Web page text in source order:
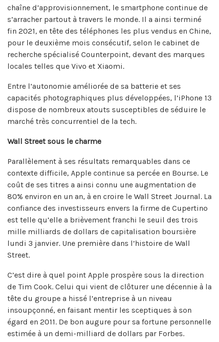
chaîne d’approvisionnement, le smartphone continue de
s’arracher partout à travers le monde. Il a ainsi terminé
fin 2021, en tête des téléphones les plus vendus en Chine,
pour le deuxième mois consécutif, selon le cabinet de
recherche spécialisé Counterpoint, devant des marques
locales telles que Vivo et Xiaomi.
Entre l’autonomie améliorée de sa batterie et ses
capacités photographiques plus développées, l’iPhone 13
dispose de nombreux atouts susceptibles de séduire le
marché très concurrentiel de la tech.
Wall Street sous le charme
Parallèlement à ses résultats remarquables dans ce
contexte difficile, Apple continue sa percée en Bourse. Le
coût de ses titres a ainsi connu une augmentation de
80% environ en un an, à en croire le Wall Street Journal. La
confiance des investisseurs envers la firme de Cupertino
est telle qu’elle a brièvement franchi le seuil des trois
mille milliards de dollars de capitalisation boursière
lundi 3 janvier. Une première dans l’histoire de Wall
Street.
C’est dire à quel point Apple prospère sous la direction
de Tim Cook. Celui qui vient de clôturer une décennie à la
tête du groupe a hissé l’entreprise à un niveau
insoupçonné, en faisant mentir les sceptiques à son
égard en 2011. De bon augure pour sa fortune personnelle
estimée à un demi-milliard de dollars par Forbes.